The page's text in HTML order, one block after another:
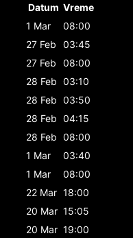
Datum Vreme
1 Mar
08:00
27 Feb
03:45
27 Feb
08:00
28 Feb 03:10
28 Feb 03:50
28 Feb 04:15
28 Feb 08:00
1 Mar
03:40
1 Mar
08:00
22 Mar 18:00
20 Mar 15:05
20 Mar 19:00